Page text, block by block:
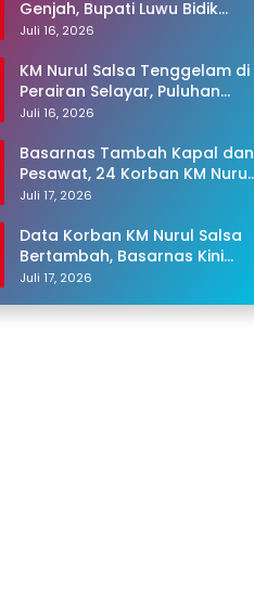
Genjah, Bupati Luwu Bidik
Sentra Produksi Gula Aren
Juli 16, 2026
KM Nurul Salsa Tenggelam di
Perairan Selayar, Puluhan
Penumpang Masih Hilang
Juli 16, 2026
Basarnas Tambah Kapal dan
Pesawat, 24 Korban KM Nurul
Salsa Masih Dicari
Juli 17, 2026
Data Korban KM Nurul Salsa
Bertambah, Basarnas Kini
Cari 25 Orang yang Masih
Juli 17, 2026